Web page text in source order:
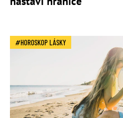
HOROSKOP LÁSKY